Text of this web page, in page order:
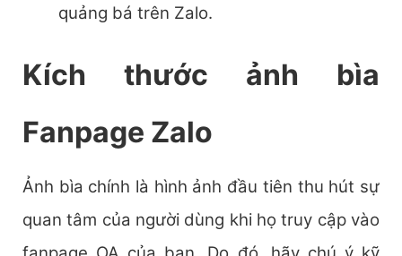
quảng bá trên Zalo.
Kích thước ảnh bìa
Fanpage Zalo
Ảnh bìa chính là hình ảnh đầu tiên thu hút sự
quan tâm của người dùng khi họ truy cập vào